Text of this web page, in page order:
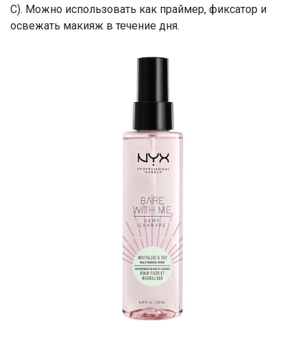
С). Можно использовать как праймер, фиксатор и
освежать макияж в течение дня.